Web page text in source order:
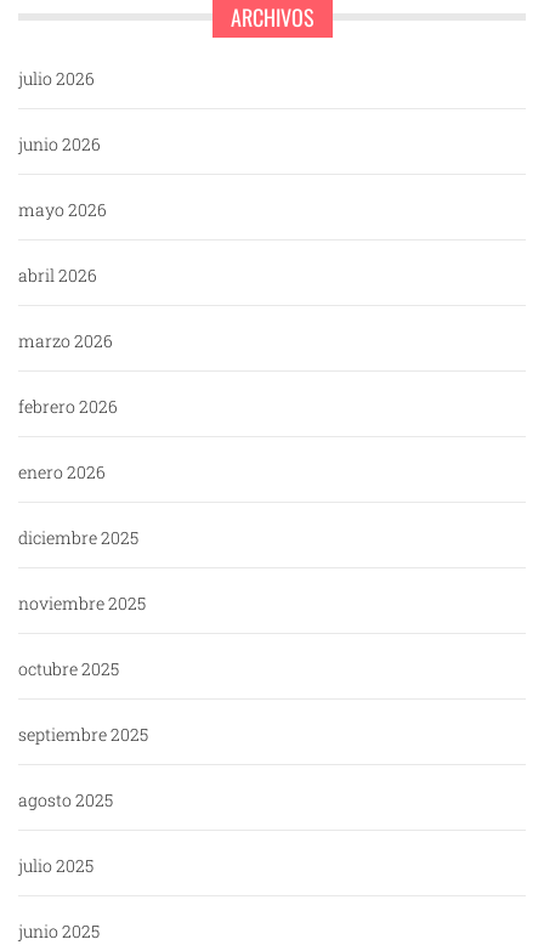
ARCHIVOS
julio 2026
junio 2026
mayo 2026
abril 2026
marzo 2026
febrero 2026
enero 2026
diciembre 2025
noviembre 2025
octubre 2025
septiembre 2025
agosto 2025
julio 2025
junio 2025